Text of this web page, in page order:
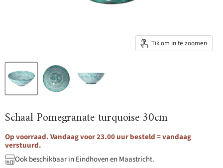
Tik om in te zoomen
Schaal Pomegranate turquoise 30cm
Op voorraad. Vandaag voor 23.00 uur besteld = vandaag
verstuurd.
Ook beschikbaar in Eindhoven en Maastricht.